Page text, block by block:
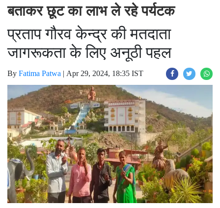
बताकर छूट का लाभ ले रहे पर्यटक
प्रताप गौरव केन्द्र की मतदाता
जागरूकता के लिए अनूठी पहल
By Fatima Patwa | Apr 29, 2024, 18:35 IST